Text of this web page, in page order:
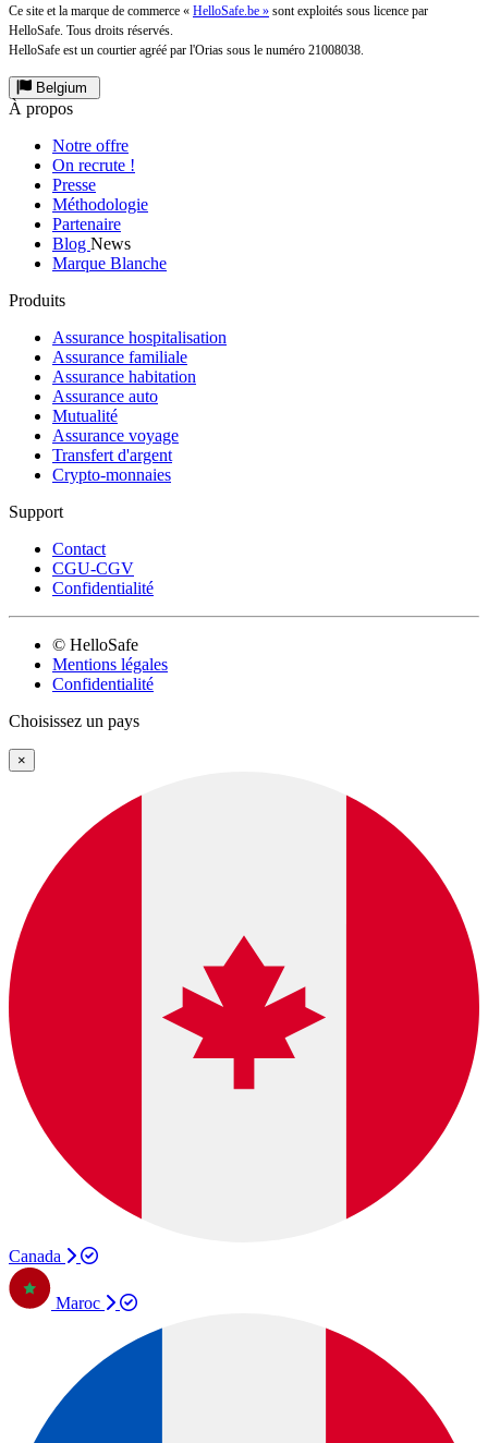
Ce site et la marque de commerce « HelloSafe.be » sont exploités sous licence par
HelloSafe. Tous droits réservés.
HelloSafe est un courtier agréé par l'Orias sous le numéro 21008038.
Belgium
À propos
Notre offre
On recrute !
Presse
Méthodologie
Partenaire
Blog News
Marque Blanche
Produits
Assurance hospitalisation
Assurance familiale
Assurance habitation
Assurance auto
Mutualité
Assurance voyage
Transfert d'argent
Crypto-monnaies
Support
Contact
CGU-CGV
Confidentialité
© HelloSafe
Mentions légales
Confidentialité
Choisissez un pays
×
Canada
Maroc